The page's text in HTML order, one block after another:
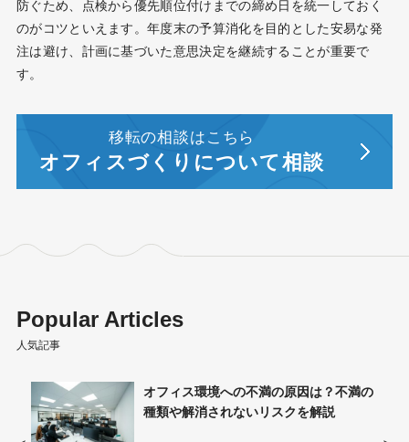
防ぐため、点検から優先順位付けまでの締め日を統一しておく
のがコツといえます。年度末の予算消化を目的とした安易な発
注は避け、計画に基づいた意思決定を継続することが重要で
す。
移転の相談はこちら
オフィスづくりについて相談
Popular Articles
人気記事
オフィス環境への不満の原因は？不満の
種類や解消されないリスクを解説